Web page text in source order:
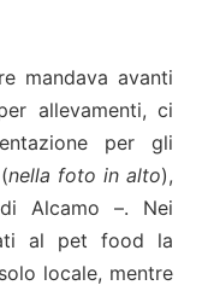
mandava avanti
allevamenti, ci
per gli
nella foto in alto),
di Alcamo –. Nei
al pet food la
locale, mentre